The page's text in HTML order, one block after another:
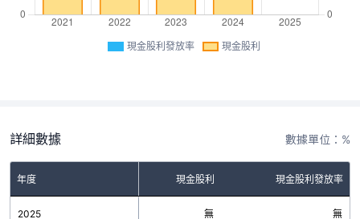
現金股利發放率 現金股利
詳細數據 數據單位：%
年度 現金股利 現金股利發放率
2025 無 無